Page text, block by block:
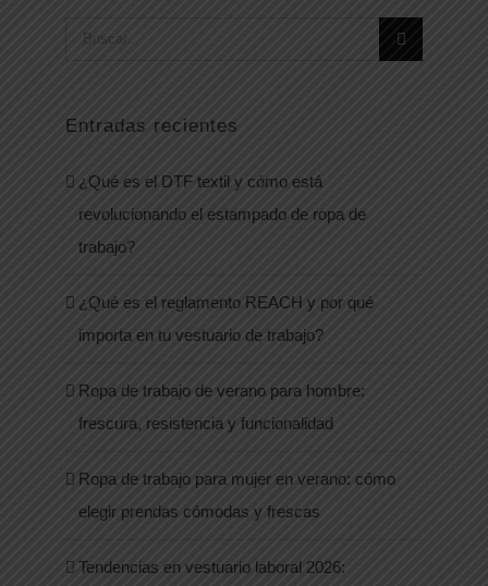
Buscar:
Entradas recientes
¿Qué es el DTF textil y cómo está
revolucionando el estampado de ropa de
trabajo?
¿Qué es el reglamento REACH y por qué
importa en tu vestuario de trabajo?
Ropa de trabajo de verano para hombre:
frescura, resistencia y funcionalidad
Ropa de trabajo para mujer en verano: cómo
elegir prendas cómodas y frescas
Tendencias en vestuario laboral 2026: